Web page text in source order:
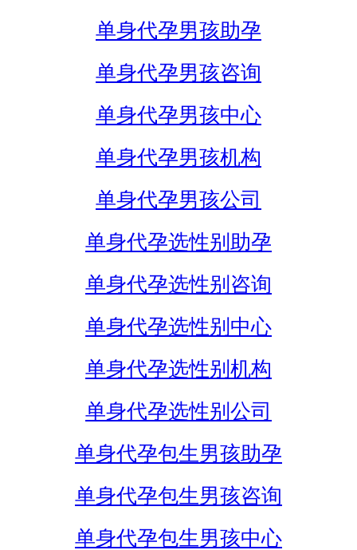
单身代孕男孩助孕
单身代孕男孩咨询
单身代孕男孩中心
单身代孕男孩机构
单身代孕男孩公司
单身代孕选性别助孕
单身代孕选性别咨询
单身代孕选性别中心
单身代孕选性别机构
单身代孕选性别公司
单身代孕包生男孩助孕
单身代孕包生男孩咨询
单身代孕包生男孩中心